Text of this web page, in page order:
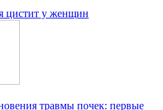
цистит у женщин
травмы почек: первые